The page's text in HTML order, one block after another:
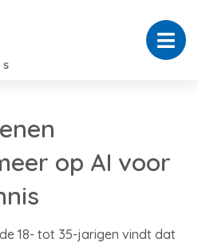
op AI voor
18- tot 35-jarigen vindt dat